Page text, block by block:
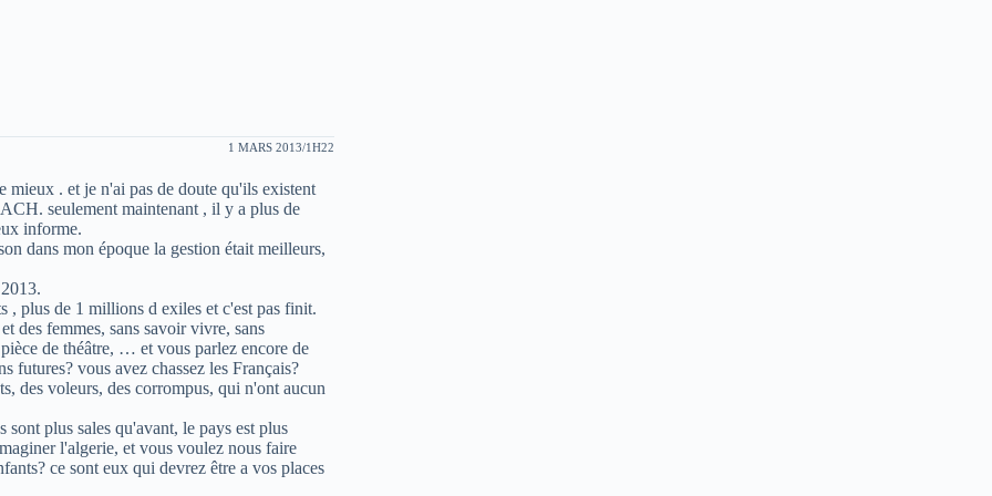
1 MARS 2013/1H22
. et je n'ai pas de doute qu'ils existent
seulement maintenant , il y a plus de
informe.
dans mon époque la gestion était meilleurs,
, plus de 1 millions d exiles et c'est pas finit.
des femmes, sans savoir vivre, sans
de théâtre, … et vous parlez encore de
futures? vous avez chassez les Français?
des voleurs, des corrompus, qui n'ont aucun
plus sales qu'avant, le pays est plus
l'algerie, et vous voulez nous faire
ce sont eux qui devrez être a vos places